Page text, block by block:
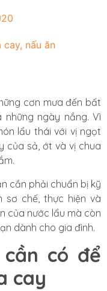
cay, nấu ăn
cơn mưa đến bất
ngày nắng. Vì
lẩu thái với vị ngọt
của sả, ớt và vị chua
cần phải chuẩn bị kỹ
sơ chế, thực hiện và
của nước lẩu mà còn
dành cho gia đình.
có để
cay